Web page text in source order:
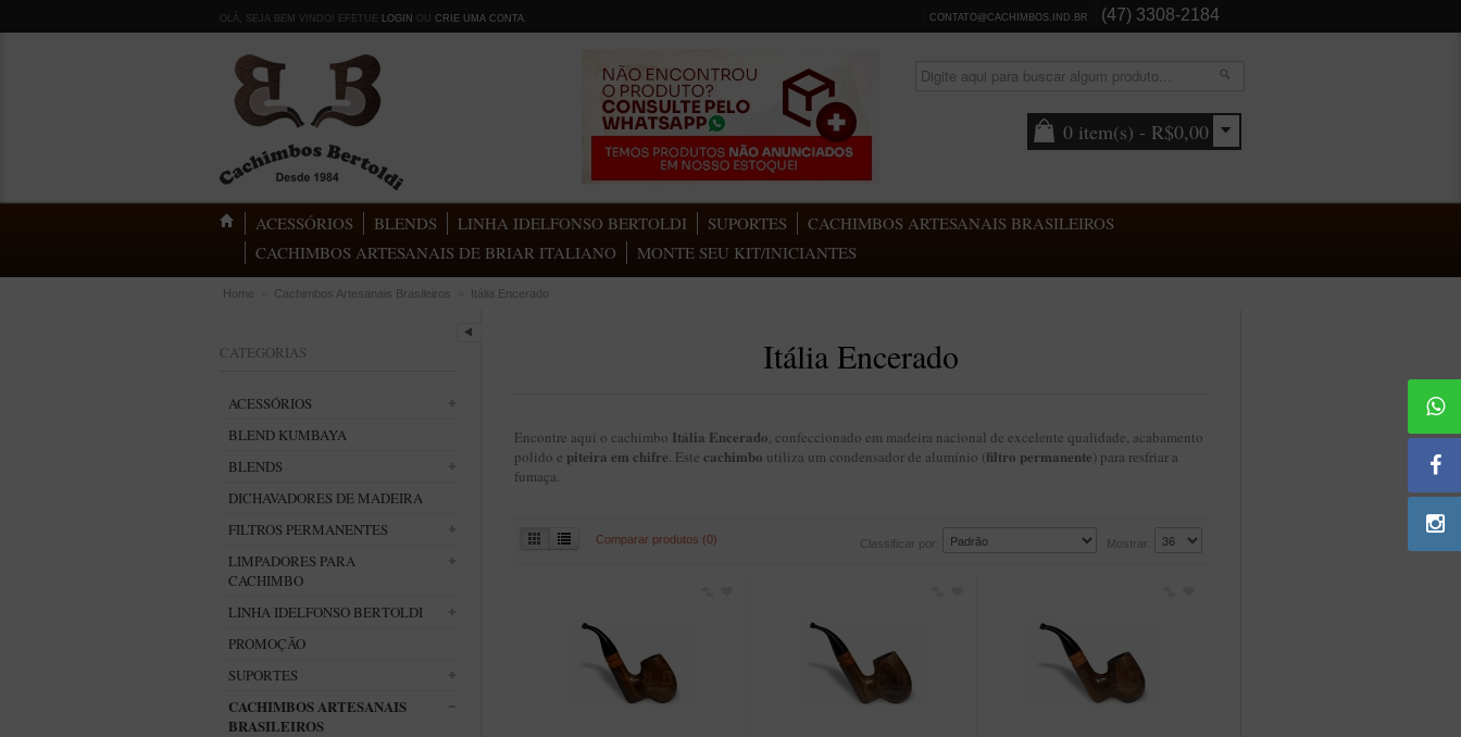
CONTATO@CACHIMBOS.IND.BR (47) 3308-2184
OLÁ, SEJA BEM VINDO! EFETUE LOGIN OU CRIE UMA CONTA.
0 item(s) - R$0,00
ACESSÓRIOS BLENDS LINHA IDELFONSO BERTOLDI SUPORTES
CACHIMBOS ARTESANAIS BRASILEIROS
CACHIMBOS ARTESANAIS DE BRIAR ITALIANO
MONTE SEU KIT/INICIANTES
Home Cachimbos Artesanais Brasileiros Itália Encerado
CATEGORIAS
ACESSÓRIOS
BLEND KUMBAYA
BLENDS
DICHAVADORES DE MADEIRA
FILTROS PERMANENTES
LIMPADORES PARA
CACHIMBO
LINHA IDELFONSO BERTOLDI
PROMOÇÃO
SUPORTES
CACHIMBOS ARTESANAIS
BRASILEIROS
Itália Encerado
Encontre aqui o cachimbo Itália Encerado, confeccionado em madeira nacional de excelente qualidade, acabamento
polido e piteira em chifre. Este cachimbo utiliza um condensador de alumínio (filtro permanente) para resfriar a
fumaça.
Comparar produtos (0) Classificar por: Mostrar: